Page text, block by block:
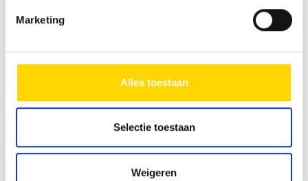
Marketing
Alles toestaan
Selectie toestaan
Weigeren
Heeft u vragen over de campers
van Concorde? Wij helpen u
graag verder!